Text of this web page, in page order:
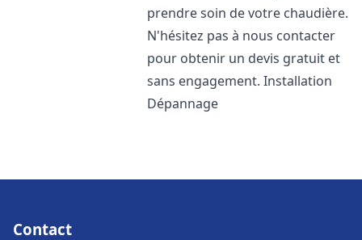
prendre soin de votre chaudière.
N'hésitez pas à nous contacter
pour obtenir un devis gratuit et
sans engagement. Installation
Dépannage
Contact